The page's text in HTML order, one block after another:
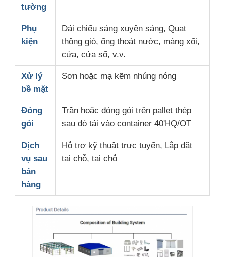
tường
Phụ
kiện
Dải chiếu sáng xuyên sáng, Quạt
thông gió, ống thoát nước, máng xối,
cửa, cửa sổ, v.v.
Xử lý
bề mặt
Sơn hoặc mạ kẽm nhúng nóng
Đóng
gói
Trần hoặc đóng gói trên pallet thép
sau đó tải vào container 40'HQ/OT
Dịch
vụ sau
bán
hàng
Hỗ trợ kỹ thuật trực tuyến, Lắp đặt
tại chỗ, tại chỗ